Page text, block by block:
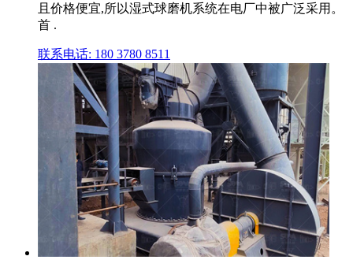
且价格便宜,所以湿式球磨机系统在电厂中被广泛采用。
首 .
联系电话: 180 3780 8511